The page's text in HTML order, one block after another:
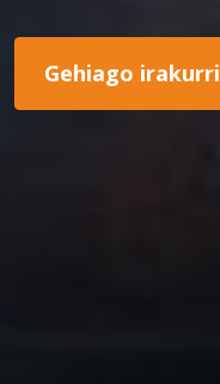
Gehiago irakurri